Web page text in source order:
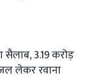
सैलाब, 3.19 करोड़
लेकर रवाना